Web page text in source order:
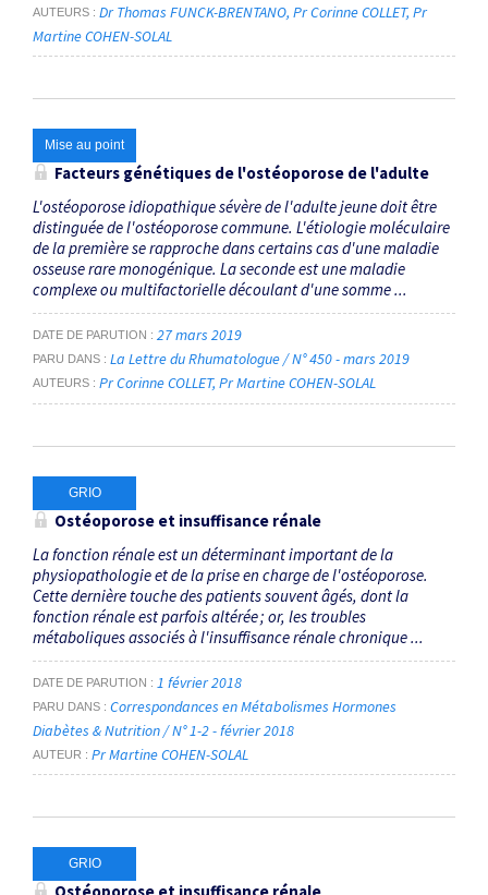
AUTEURS Dr Thomas FUNCK-BRENTANO Pr Corinne COLLET Pr
Martine COHEN-SOLAL
Mise au point
Facteurs génétiques de l'ostéoporose de l'adulte
L'ostéoporose idiopathique sévère de l'adulte jeune doit être
distinguée de l'ostéoporose commune. L'étiologie moléculaire
de la première se rapproche dans certains cas d'une maladie
osseuse rare monogénique. La seconde est une maladie
complexe ou multifactorielle découlant d'une somme ...
DATE DE PARUTION 27 mars 2019
PARU DANS La Lettre du Rhumatologue / N° 450 - mars 2019
AUTEURS Pr Corinne COLLET Pr Martine COHEN-SOLAL
GRIO
Ostéoporose et insuffisance rénale
La fonction rénale est un déterminant important de la
physiopathologie et de la prise en charge de l'ostéoporose.
Cette dernière touche des patients souvent âgés, dont la
fonction rénale est parfois altérée ; or, les troubles
métaboliques associés à l'insuffisance rénale chronique ...
DATE DE PARUTION 1 février 2018
PARU DANS
Correspondances en Métabolismes Hormones
Diabètes & Nutrition / N° 1-2 - février 2018
AUTEUR Pr Martine COHEN-SOLAL
GRIO